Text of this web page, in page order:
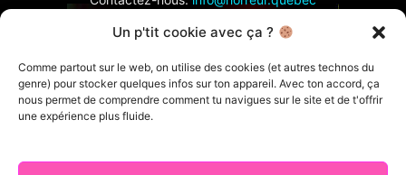
Un p'tit cookie avec ça ?
Comme partout sur le web, on utilise des cookies (et autres technos du
genre) pour stocker quelques infos sur ton appareil. Avec ton accord, ça
nous permet de comprendre comment tu navigues sur le site et de t'offrir
une expérience plus fluide.
SUIVEZ NOUS